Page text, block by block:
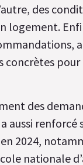
des
logement.
concrètes
des
aussi renforcé
2024,
nationale